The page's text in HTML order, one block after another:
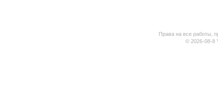
Права на все работы,
© 2026-08-8